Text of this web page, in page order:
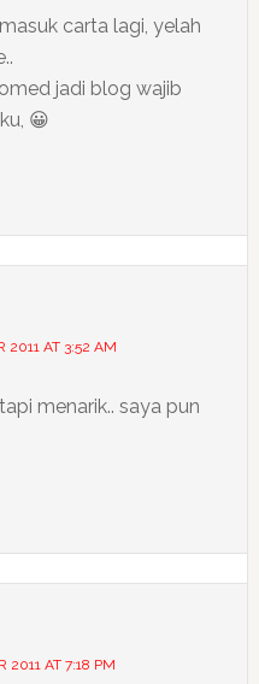
carta lagi, yelah
jadi blog wajib
😀
2011 AT 3:52 AM
menarik.. saya pun
2011 AT 7:18 PM